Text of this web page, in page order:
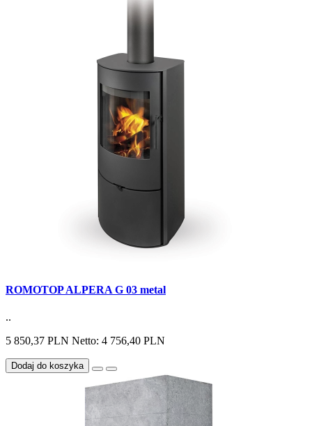
ROMOTOP ALPERA G 03 metal
..
5 850,37 PLN Netto: 4 756,40 PLN
Dodaj do koszyka